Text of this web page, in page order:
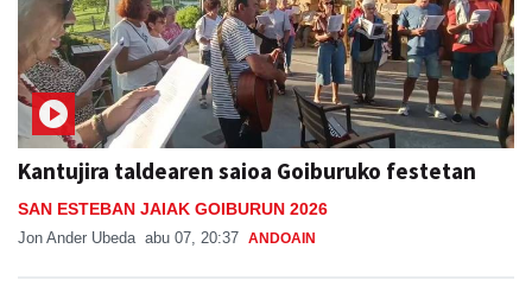
Kantujira taldearen saioa Goiburuko festetan
SAN ESTEBAN JAIAK GOIBURUN 2026
Jon Ander Ubeda abu 07, 20:37 ANDOAIN